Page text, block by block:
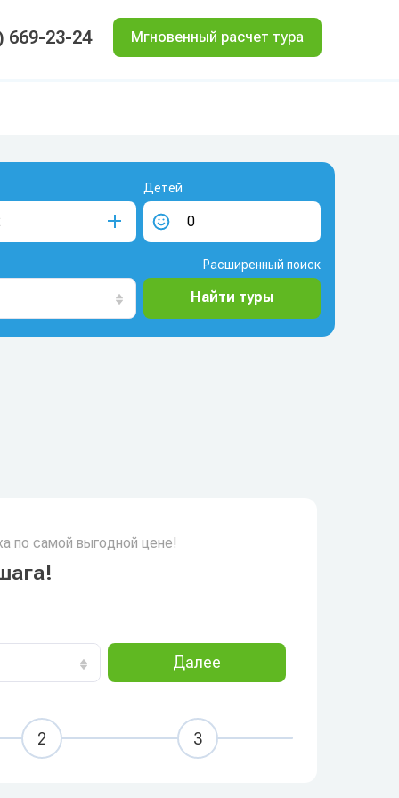
669-23-24 Мгновенный расчет тура
Детей
Расширенный поиск
Найти туры
по самой выгодной цене!
Далее
2 3